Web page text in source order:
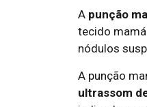
A punção
tecido
nódulos
A punção
ultrassom